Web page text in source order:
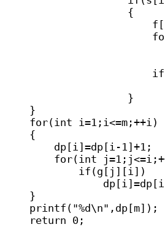
                    {
                    }
    }
    for(int i=1;i<=m;++i)
    {
        dp[i]=dp[i-1]+1;
for(int
            if(g[j][i])
    }
    printf("%d\n",dp[m]);
    return 0;